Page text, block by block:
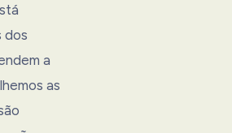
dos
a
as